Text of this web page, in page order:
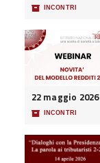
📦 INCONTRI
22 maggio 2026
📦 INCONTRI